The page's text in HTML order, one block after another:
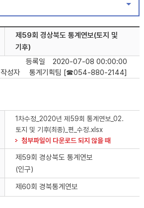
제59회 경상북도 통계연보(토지 및
기후)
등록일
2020-07-08 00:00:00
작성자
통계기획팀 [☎054-880-2144]
1차수정_2020년 제59회 통계연보_02.
토지 및 기후(최종)_편_수정.xlsx
첨부파일이 다운로드 되지 않을 때
제59회 경상북도 통계연보
(인구)
제60회 경북통계연보